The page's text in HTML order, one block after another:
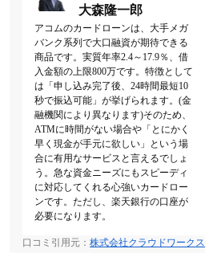
大森隆一郎
アコムのカードローンは、大手メガ
バンク系列で大口融資が期待できる
商品です。実質年率2.4～17.9％、借
入金額の上限800万です。特徴として
は「申し込み完了後、24時間最短10
秒で振込可能」が挙げられます。(金
融機関により異なります)そのため、
ATMに時間がない場合や「とにかく
早く現金が手元に欲しい」という場
合に有用なサービスと言えるでしょ
う。急な資金ニーズにもスピーディ
に対応してくれる心強いカードロー
ンです。ただし、楽天銀行の口座が
必要になります。
口コミ引用元： 株式会社クラウドワークス